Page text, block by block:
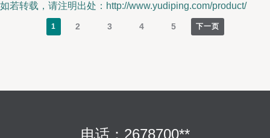
如若转载，请注明出处：http://www.yudiping.com/product/
1 2 3 4 5 下一页
电话：2678700**